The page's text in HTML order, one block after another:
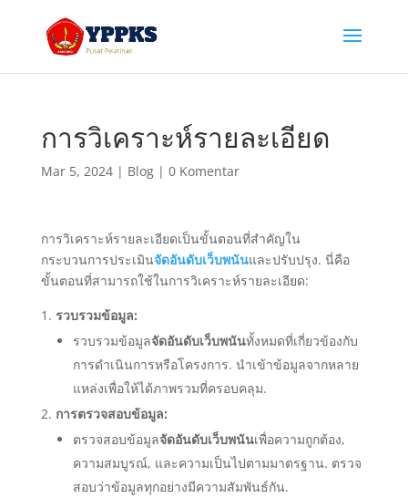
การวิเคราะห์รายละเอียด
Mar 5, 2024| Blog| 0 Komentar
การวิเคราะห์รายละเอียดเป็นขั้นตอนที่สำคัญใน
กระบวนการประเมินจัดอันดับเว็บพนันและปรับปรุง. นี่คือ
ขั้นตอนที่สามารถใช้ในการวิเคราะห์รายละเอียด:
รวบรวมข้อมูล:
รวบรวมข้อมูลจัดอันดับเว็บพนันทั้งหมดที่เกี่ยวข้องกับ
การดำเนินการหรือโครงการ. นำเข้าข้อมูลจากหลาย
แหล่งเพื่อให้ได้ภาพรวมที่ครอบคลุม.
การตรวจสอบข้อมูล:
ตรวจสอบข้อมูลจัดอันดับเว็บพนันเพื่อความถูกต้อง,
ความสมบูรณ์, และความเป็นไปตามมาตรฐาน. ตรวจ
สอบว่าข้อมูลทุกอย่างมีความสัมพันธ์กัน.